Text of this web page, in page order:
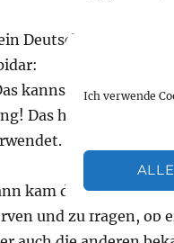
Ich verwende
Deutschlehrer ließ
kannst du machen,
Das hatte gesessen
kam der Abi-
und zu fragen, ob